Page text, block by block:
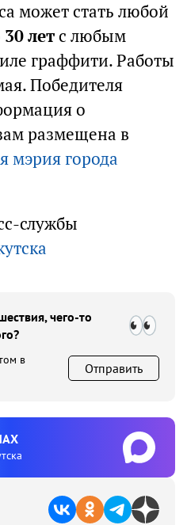
может стать любой
летс любым
граффити. Работы
Победителя
о
размещена в
мэрия города
службы
чего-то
в
Отправить